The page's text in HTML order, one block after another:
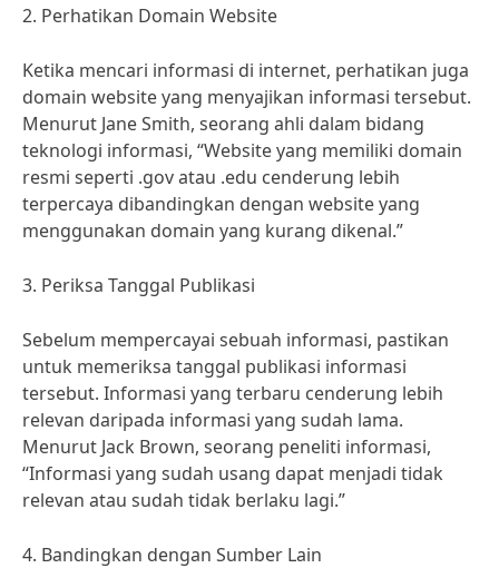
2. Perhatikan Domain Website
Ketika mencari informasi di internet, perhatikan juga
domain website yang menyajikan informasi tersebut.
Menurut Jane Smith, seorang ahli dalam bidang
teknologi informasi, “Website yang memiliki domain
resmi seperti .gov atau .edu cenderung lebih
terpercaya dibandingkan dengan website yang
menggunakan domain yang kurang dikenal.”
3. Periksa Tanggal Publikasi
Sebelum mempercayai sebuah informasi, pastikan
untuk memeriksa tanggal publikasi informasi
tersebut. Informasi yang terbaru cenderung lebih
relevan daripada informasi yang sudah lama.
Menurut Jack Brown, seorang peneliti informasi,
“Informasi yang sudah usang dapat menjadi tidak
relevan atau sudah tidak berlaku lagi.”
4. Bandingkan dengan Sumber Lain